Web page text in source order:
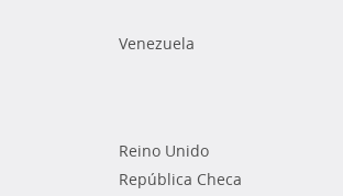
Venezuela
Reino Unido
República Checa